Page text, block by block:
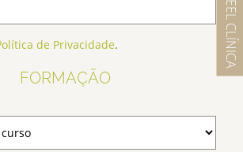
de Privacidade.
FORMAÇÃO